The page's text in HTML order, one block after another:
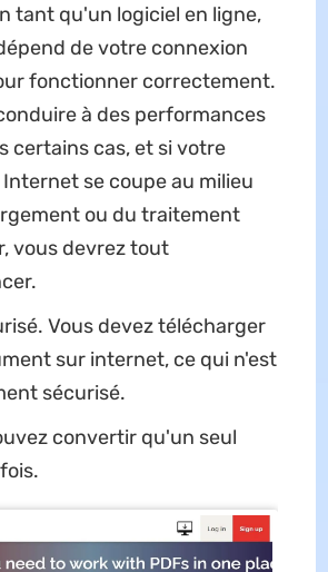
tant qu'un logiciel en ligne,
de votre connexion
fonctionner correctement.
à des performances
certains cas, et si votre
se coupe au milieu
ou du traitement
vous devrez tout
Vous devez télécharger
sur internet, ce qui n'est
sécurisé.
convertir qu'un seul